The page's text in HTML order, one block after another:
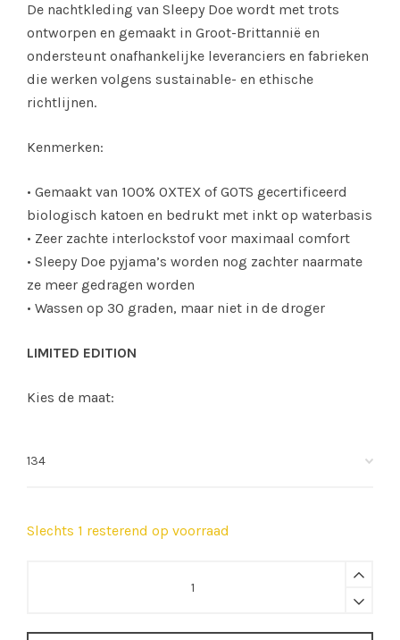
De nachtkleding van Sleepy Doe wordt met trots
ontworpen en gemaakt in Groot-Brittannië en
ondersteunt onafhankelijke leveranciers en fabrieken
die werken volgens sustainable- en ethische
richtlijnen.
Kenmerken:
• Gemaakt van 100% OXTEX of GOTS gecertificeerd
biologisch katoen en bedrukt met inkt op waterbasis
• Zeer zachte interlockstof voor maximaal comfort
• Sleepy Doe pyjama’s worden nog zachter naarmate
ze meer gedragen worden
• Wassen op 30 graden, maar niet in de droger
LIMITED EDITION
Kies de maat:
Slechts 1 resterend op voorraad